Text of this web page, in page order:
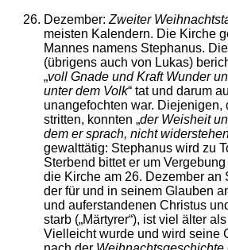
Dezember: Zweiter
meisten Kalendern. Die Kirche
Mannes namens Stephanus.
(übrigens auch von Lukas)
„voll Gnade und Kraft Wunder
unter dem Volk“ tat und darum
unangefochten war. Diejenigen,
stritten, konnten „der Weisheit
dem er sprach, nicht
gewalttätig: Stephanus wird zu
Sterbend bittet er um
die Kirche am 26. Dezember an
der für und in seinem Glauben
und auferstandenen Christus
starb („Märtyrer“), ist viel älter
Vielleicht wurde und wird seine